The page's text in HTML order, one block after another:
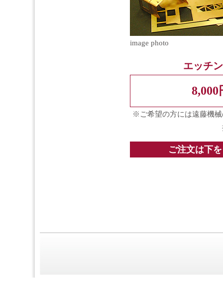
image photo
エッチ
8,000
※ご希望の方には遠藤機
ご注文は下